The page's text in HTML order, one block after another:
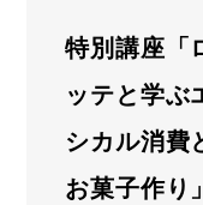
特別講座「
ッテと学ぶ
シカル消費
お菓子作り」